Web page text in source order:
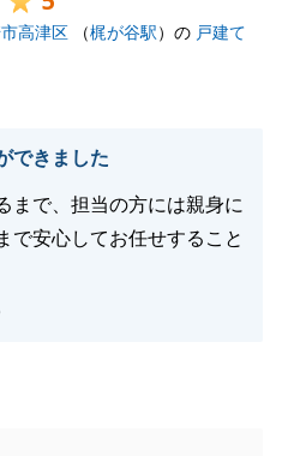
市高津区 （梶が谷駅）の 戸建て
できました
まで、担当の方には親身に
で安心してお任せすること